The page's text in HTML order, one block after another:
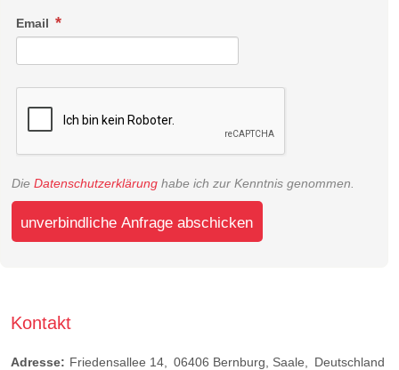
Email
Die Datenschutzerklärung habe ich zur Kenntnis genommen.
unverbindliche Anfrage abschicken
Kontakt
Adresse: Friedensallee 14 06406 Bernburg, Saale
Deutschland